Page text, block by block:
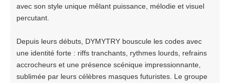
avec son style unique mêlant puissance, mélodie et visuel
percutant.
Depuis leurs débuts, DYMYTRY bouscule les codes avec
une identité forte : riffs tranchants, rythmes lourds, refrains
accrocheurs et une présence scénique impressionnante,
sublimée par leurs célèbres masques futuristes. Le groupe